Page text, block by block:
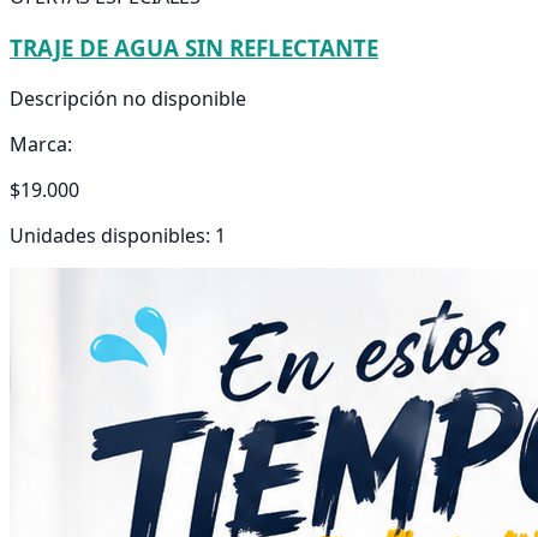
TRAJE DE AGUA SIN REFLECTANTE
Descripción no disponible
Marca:
$19.000
Unidades disponibles: 1